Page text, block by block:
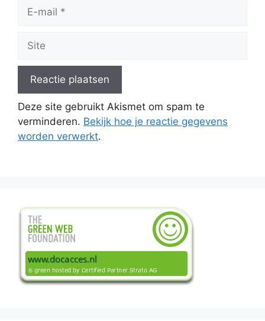
mail
Deze site gebruikt Akismet om spam te
verminderen. Bekijk hoe je reactie gegevens
worden verwerkt.